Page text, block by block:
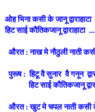
ओह भिना कसी के जानू द्वाराहाटा
हिट साई कौतिकजानू द्वाराहाटा
औरत : नाख मे नौठुली नाती कसी
पुरूष : हिटू वै सुनार वै गनून
हिट साई कौतिकजानू
औरत : खुट मे चपल नाती कसी के